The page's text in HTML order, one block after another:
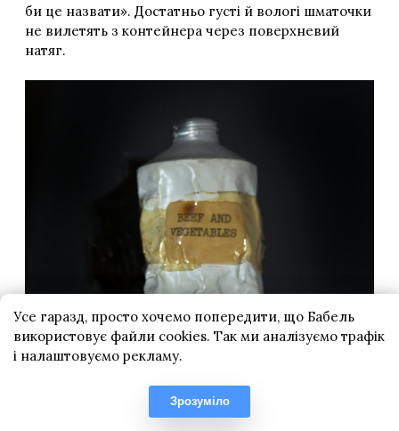
Усе гаразд, просто хочемо попередити, що Бабель
використовує файли cookies. Так ми аналізуємо трафік
і налаштовуємо рекламу.
Зрозуміло